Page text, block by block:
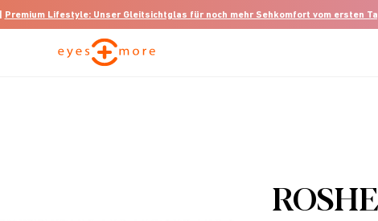
Premium Lifestyle: Unser Gleitsichtglas für noch mehr Sehkomfort vom ersten